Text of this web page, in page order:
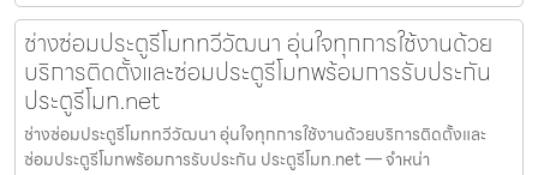
ช่างซ่อมประตูรีโมททวีวัฒนา อุ่นใจทุกการใช้งานด้วย
บริการติดตั้งและซ่อมประตูรีโมทพร้อมการรับประกัน
ประตูรีโมท.net
ช่างซ่อมประตูรีโมททวีวัฒนา อุ่นใจทุกการใช้งานด้วยบริการติดตั้งและ
ซ่อมประตูรีโมทพร้อมการรับประกัน ประตูรีโมท.net — จำหน่า